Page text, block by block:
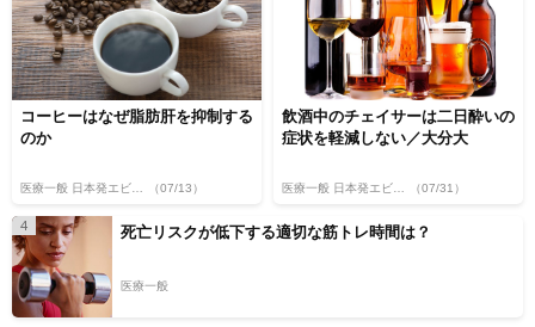
コーヒーはなぜ脂肪肝を抑制する
のか
医療一般 日本発エビデンス （07/13）
飲酒中のチェイサーは二日酔いの
症状を軽減しない／大分大
医療一般 日本発エビデンス （07/31）
4 死亡リスクが低下する適切な筋トレ時間は？
医療一般